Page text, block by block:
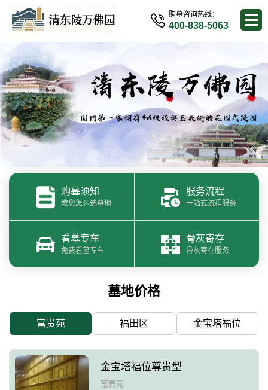
购墓咨询热线：
400-838-5063
购墓须知
教您怎么选墓地
服务流程
一站式流程服务
看墓专车
免费看墓专车
骨灰寄存
骨灰寄存服务
墓地价格
富贵苑 福田区 金宝塔福位
金宝塔福位尊贵型
富贵苑